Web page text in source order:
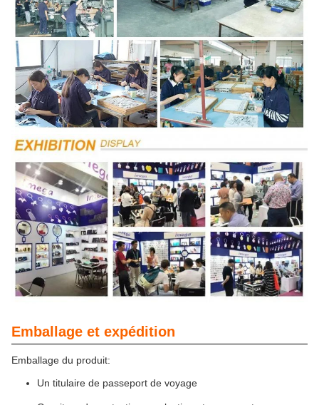
Emballage et expédition
Emballage du produit:
Un titulaire de passeport de voyage